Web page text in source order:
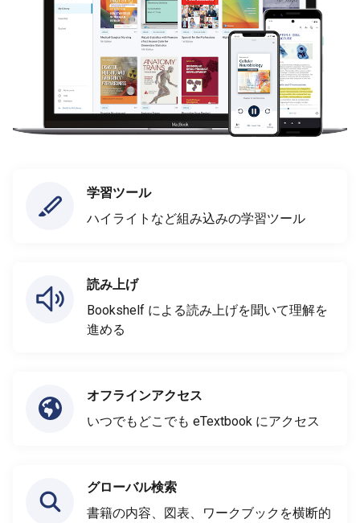
学習ツール
ハイライトなど組み込みの学習ツール
読み上げ
Bookshelf による読み上げを聞いて理解を
進める
オフラインアクセス
いつでもどこでも eTextbook にアクセス
グローバル検索
書籍の内容、図表、ワークブックを横断的